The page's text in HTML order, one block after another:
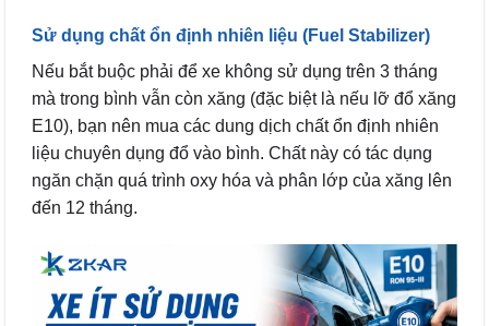
Sử dụng chất ổn định nhiên liệu (Fuel Stabilizer)
Nếu bắt buộc phải để xe không sử dụng trên 3 tháng
mà trong bình vẫn còn xăng (đặc biệt là nếu lỡ đổ xăng
E10), bạn nên mua các dung dịch chất ổn định nhiên
liệu chuyên dụng đổ vào bình. Chất này có tác dụng
ngăn chặn quá trình oxy hóa và phân lớp của xăng lên
đến 12 tháng.